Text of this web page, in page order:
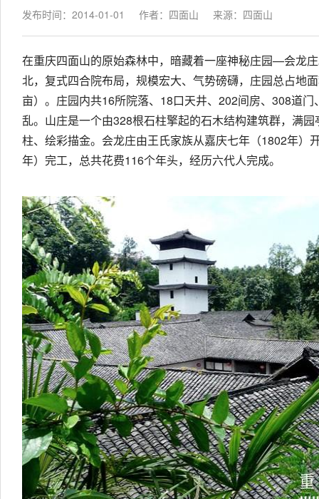
发布时间：2014-01-01 作者：四面山 来源： 四面山
在重庆四面山的原始森林中，暗藏着一座神秘庄园—会龙
北，复式四合院布局，规模宏大、气势磅礴，庄园总占地
亩）。庄园内共16所院落、18口天井、202间房、308道
乱。山庄是一个由328根石柱擎起的石木结构建筑群，满
柱、绘彩描金。会龙庄由王氏家族从嘉庆七年（1802年）
年）完工，总共花费116个年头，经历六代人完成。